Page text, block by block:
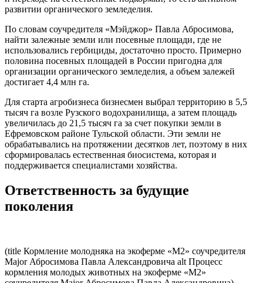
развитии органического земледелия.
По словам соучредителя «Мэйджор» Павла Абросимова,
найти залежные земли или посевные площади, где не
использовались гербициды, достаточно просто. Примерно
половина посевных площадей в России пригодна для
организации органического земледелия, а объем залежей
достигает 4,4 млн га.
Для старта агробизнеса бизнесмен выбрал территорию в 5,5
тысяч га возле Рузского водохранилища, а затем площадь
увеличилась до 21,5 тысяч га за счет покупки земли в
Ефремовском районе Тульской области. Эти земли не
обрабатывались на протяжении десятков лет, поэтому в них
сформировалась естественная биосистема, которая и
поддерживается специалистами хозяйства.
Ответственность за будущие
поколения
(title Кормление молодняка на экоферме «М2» соучредителя
Major Абросимова Павла Александровича alt Процесс
кормления молодых животных на экоферме «М2»